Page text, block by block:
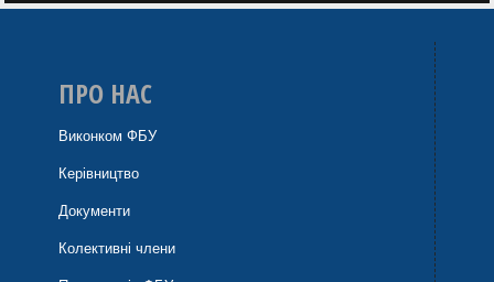
ПРО НАС
Виконком ФБУ
Керівництво
Документи
Колективні члени